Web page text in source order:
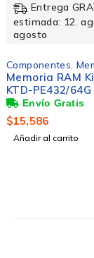
Entrega
estimada: 12.
agosto
Componentes
Memoria RAM
KTD-PE432/64G
3200MHz, 64GB,
CL22, DIMM
$15,586
Añadir al carrito